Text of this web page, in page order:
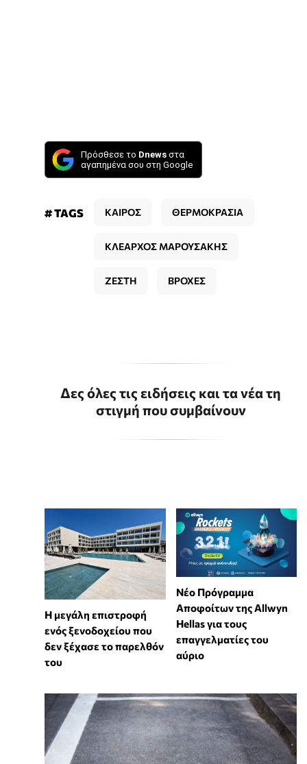
Πρόσθεσε το Dnews στα
αγαπημένα σου στη Google
# TAGS ΚΑΙΡΟΣ ΘΕΡΜΟΚΡΑΣΙΑ
ΚΛΕΑΡΧΟΣ ΜΑΡΟΥΣΑΚΗΣ
ΖΕΣΤΗ ΒΡΟΧΕΣ
Δες όλες τις ειδήσεις και τα νέα τη
στιγμή που συμβαίνουν
Η μεγάλη επιστροφή
ενός ξενοδοχείου που
δεν ξέχασε το παρελθόν
του
Νέο Πρόγραμμα
Αποφοίτων της Allwyn
Hellas για τους
επαγγελματίες του
αύριο